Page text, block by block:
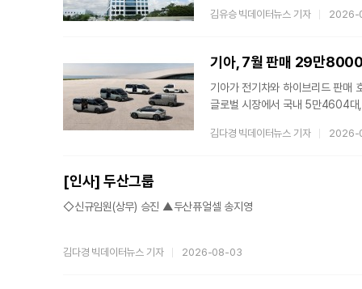
방산은 대형 수출 프로젝트의 실
2324억원으로 9.7% 감소했고
상반기
김유승 빅데이터뉴스 기자 2026-
기아, 7월 판매 29만
기아가 전기차와 하이브리드 판매
글로벌 시장에서 국내 5만4604
11.6% 각각 증가했다. 특수 차량
김다경 빅데이터뉴스 기자 2026-
[인사] 두산그룹
◇신규임원(상무) 승진 ▲두산퓨얼셀 송지영
김다경 빅데이터뉴스 기자 2026-08-03